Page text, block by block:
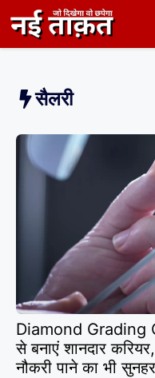
to
content
सैलरी
Diamond Grading
से बनाएं शानदार
नौकरी पाने का भी